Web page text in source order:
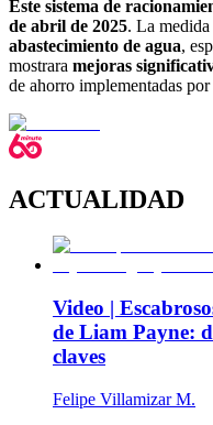
Este sistema de
de abril de 2025. La medida
abastecimiento de agua,
mostrara mejoras
de ahorro implementadas
ACTUALIDAD
Video |
de Liam Payne:
claves
Felipe Villamizar M.